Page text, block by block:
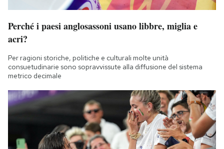
Perché i paesi anglosassoni usano libbre, miglia e
acri?
Per ragioni storiche, politiche e culturali molte unità
consuetudinarie sono sopravvissute alla diffusione del sistema
metrico decimale